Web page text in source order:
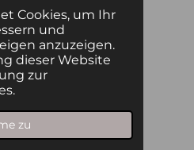
Cookies, um Ihr
und
anzuzeigen.
dieser Website
zur
zu